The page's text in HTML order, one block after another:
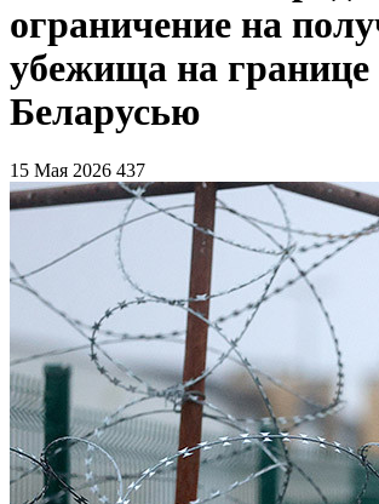
ограничение на
убежища на границе
Беларусью
15 Мая 2026 437